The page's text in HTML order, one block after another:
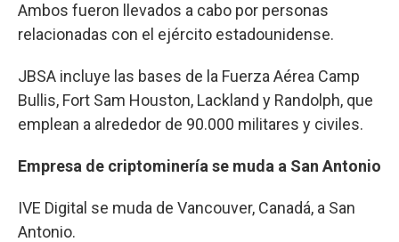
Ambos fueron llevados a cabo por personas
relacionadas con el ejército estadounidense.
JBSA incluye las bases de la Fuerza Aérea Camp
Bullis, Fort Sam Houston, Lackland y Randolph, que
emplean a alrededor de 90.000 militares y civiles.
Empresa de criptominería se muda a San Antonio
IVE Digital se muda de Vancouver, Canadá, a San
Antonio.